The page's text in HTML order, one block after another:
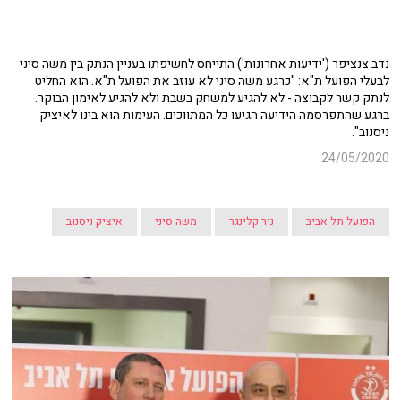
נדב צנציפר ('ידיעות אחרונות') התייחס לחשיפתו בעניין הנתק בין משה סיני
לבעלי הפועל ת"א: "כרגע משה סיני לא עוזב את הפועל ת"א. הוא החליט
לנתק קשר לקבוצה - לא להגיע למשחק בשבת ולא להגיע לאימון הבוקר.
ברגע שהתפרסמה הידיעה הגיעו כל המתווכים. העימות הוא בינו לאיציק
ניסנוב".
24/05/2020
הפועל תל אביב ניר קלינגר משה סיני איציק ניסנוב